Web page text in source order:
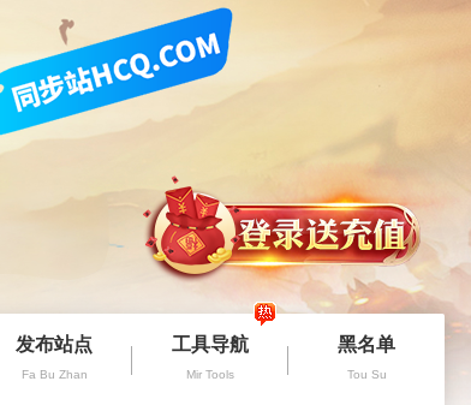
发布站点
Fa Bu Zhan
工具导航
Mir Tools
黑名单
Tou Su